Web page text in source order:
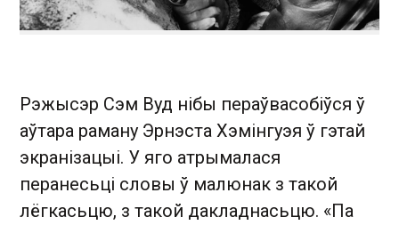
Рэжысэр Сэм Вуд нібы пераўвасобіўся ў
аўтара раману Эрнэста Хэмінгуэя ў гэтай
экранізацыі. У яго атрымалася
перанесьці словы ў малюнак з такой
лёгкасьцю, з такой дакладнасьцю. «Па